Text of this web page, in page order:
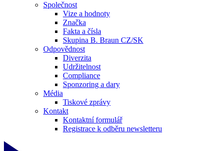
Společnost
Vize a hodnoty
Značka
Fakta a čísla
Skupina B. Braun CZ/SK
Odpovědnost
Diverzita
Udržitelnost
Compliance
Sponzoring a dary
Média
Tiskové zprávy
Kontakt
Kontaktní formulář
Registrace k odběru newsletteru